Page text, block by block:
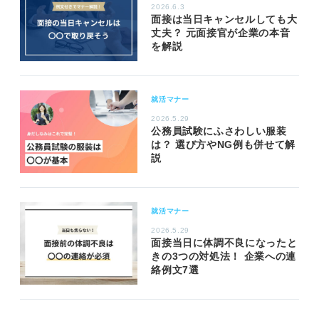
2026.6.3
面接は当日キャンセルしても大
丈夫？ 元面接官が企業の本音
を解説
就活マナー
2026.5.29
公務員試験にふさわしい服装
は？ 選び方やNG例も併せて解
説
就活マナー
2026.5.29
面接当日に体調不良になったと
きの3つの対処法！ 企業への連
絡例文7選